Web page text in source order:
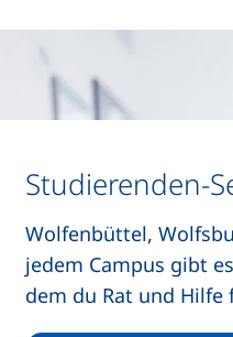
Studierenden-
Wolfenbüttel,
jedem Campus gibt
dem du Rat und Hilfe